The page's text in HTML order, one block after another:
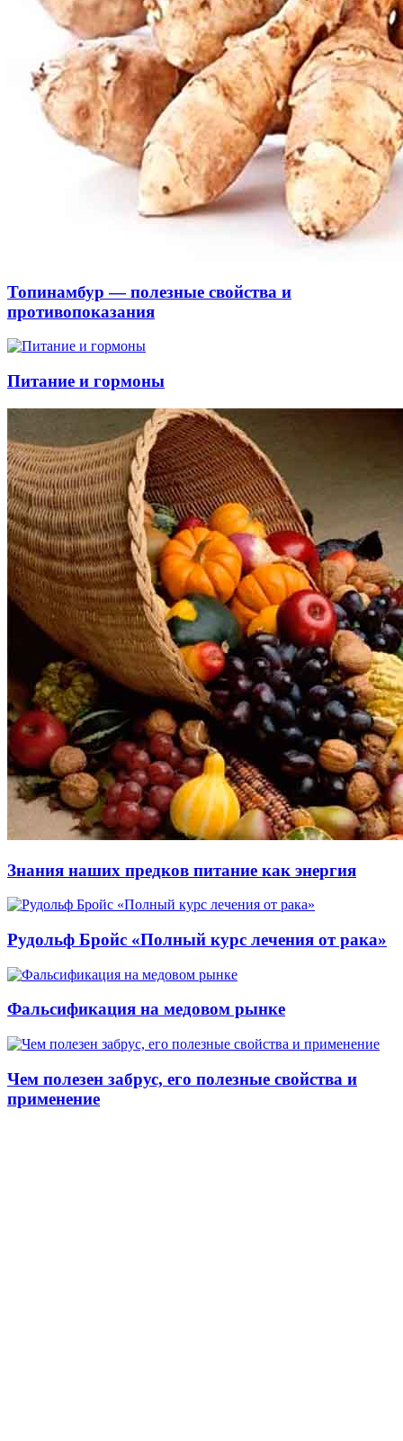
Топинамбур — полезные свойства и
противопоказания
Питание и гормоны
Знания наших предков питание как энергия
Рудольф Бройс «Полный курс лечения от рака»
Фальсификация на медовом рынке
Чем полезен забрус, его полезные свойства и
применение